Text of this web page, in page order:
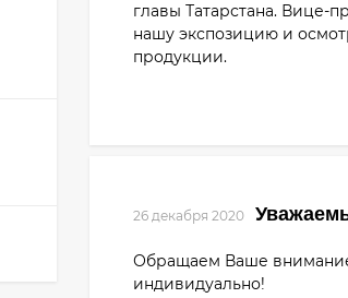
главы Татарстана. Вице-
нашу экспозицию и
продукции.
26 декабря 2020
Обращаем Ваше
индивидуально!